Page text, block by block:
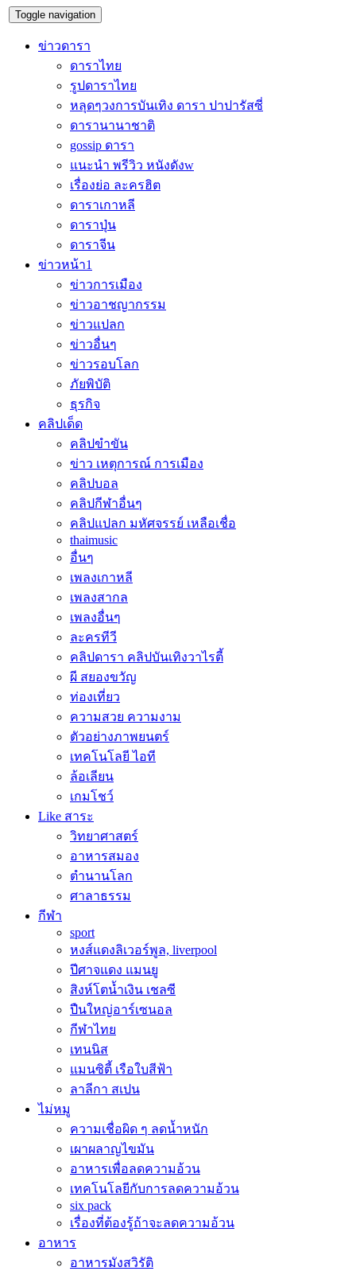
Toggle navigation
ข่าวดารา
ดาราไทย
รูปดาราไทย
หลุดๆวงการบันเทิง ดารา ปาปารัสซี่
ดารานานาชาติ
gossip ดารา
แนะนำ พรีวิว หนังดังw
เรื่องย่อ ละครฮิต
ดาราเกาหลี
ดาราปุ่น
ดาราจีน
ข่าวหน้า1
ข่าวการเมือง
ข่าวอาชญากรรม
ข่าวแปลก
ข่าวอื่นๆ
ข่าวรอบโลก
ภัยพิบัติ
ธุรกิจ
คลิปเด็ด
คลิปขำขัน
ข่าว เหตุการณ์ การเมือง
คลิปบอล
คลิปกีฬาอื่นๆ
คลิปแปลก มหัศจรรย์ เหลือเชื่อ
thaimusic
อื่นๆ
เพลงเกาหลี
เพลงสากล
เพลงอื่นๆ
ละครทีวี
คลิปดารา คลิปบันเทิงวาไรตี้
ผี สยองขวัญ
ท่องเที่ยว
ความสวย ความงาม
ตัวอย่างภาพยนตร์
เทคโนโลยี ไอที
ล้อเลียน
เกมโชว์
Like สาระ
วิทยาศาสตร์
อาหารสมอง
ตำนานโลก
ศาลาธรรม
กีฬา
sport
หงส์แดงลิเวอร์พูล, liverpool
ปีศาจแดง แมนยู
สิงห์โตน้ำเงิน เชลซี
ปืนใหญ่อาร์เซนอล
กีฬาไทย
เทนนิส
แมนซิตี้ เรือใบสีฟ้า
ลาลีกา สเปน
ไม่หมู
ความเชื่อผิด ๆ ลดน้ำหนัก
เผาผลาญไขมัน
อาหารเพื่อลดความอ้วน
เทคโนโลยีกับการลดความอ้วน
six pack
เรื่องที่ต้องรู้ถ้าจะลดความอ้วน
อาหาร
อาหารมังสวิรัติ